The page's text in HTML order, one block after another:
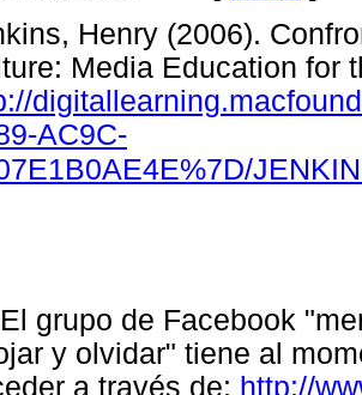
Henry (2006).
Media Education for
AC9C-
grupo de Facebook
y olvidar" tiene al
a través de: http://